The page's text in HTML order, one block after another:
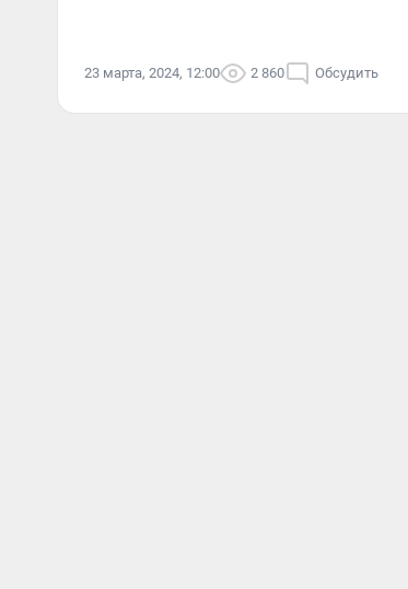
23 марта, 2024, 12:00 2 860 Обсудить